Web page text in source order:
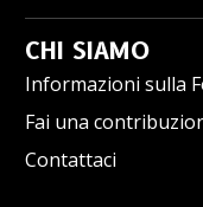
CHI SIAMO
Informazioni sulla
Fai una
Contattaci